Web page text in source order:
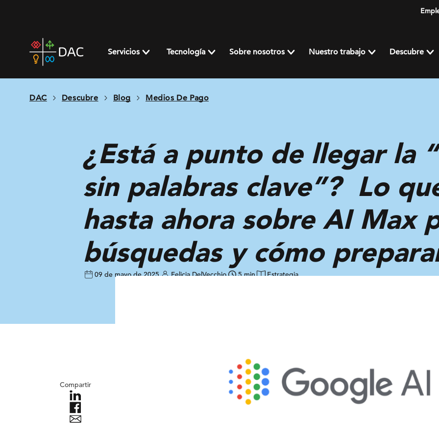
home
page
Servicios Tecnología Sobre nosotros Nuestro trabajo Descubre
DAC Descubre Blog Medios De Pago
¿Está a punto de llegar la
sin palabras clave”? Lo
hasta ahora sobre AI Max
búsquedas y cómo
09 de mayo de 2025 Felicia DelVecchio 5 min Estrategia
Compartir